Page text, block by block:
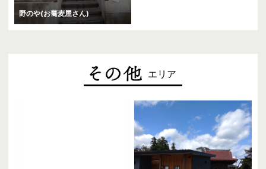
野のや(お蕎麦屋さん)
エリア